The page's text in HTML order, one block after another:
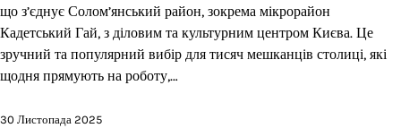
що з’єднує Солом’янський район, зокрема мікрорайон
Кадетський Гай, з діловим та культурним центром Києва. Це
зручний та популярний вибір для тисяч мешканців столиці, які
щодня прямують на роботу,…
30 Листопада 2025